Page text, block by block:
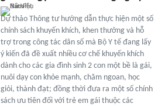
Dự thảo Thông tư hướng dẫn thực hiện một số
chính sách khuyến khích, khen thưởng và hỗ
trợ trong công tác dân số mà Bộ Y tế đang lấy
ý kiến đã đề xuất nhiều cơ chế khuyến khích
dành cho các gia đình sinh 2 con một bề là gái,
nuôi dạy con khỏe mạnh, chăm ngoan, học
giỏi, thành đạt; đồng thời đưa ra một số chính
sách ưu tiên đối với trẻ em gái thuộc các